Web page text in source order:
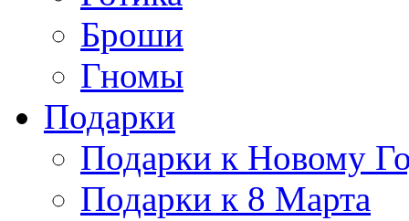
Броши
Гномы
Подарки
Подарки к Новому
Подарки к 8 Марта